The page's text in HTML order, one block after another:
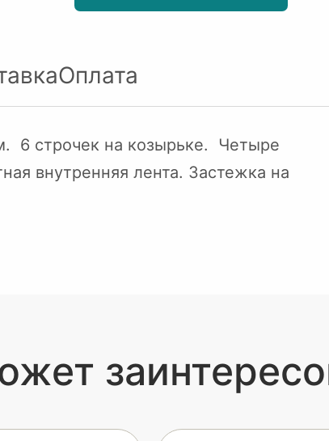
Оплата
6 строчек на козырьке. Четыре
внутренняя лента. Застежка на